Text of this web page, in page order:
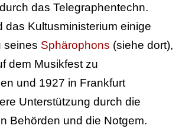
das Telegraphentechn.
das Kultusministerium einige
seines Sphärophons (siehe dort),
dem Musikfest zu
und 1927 in Frankfurt
Unterstützung durch die
Behörden und die Notgem.